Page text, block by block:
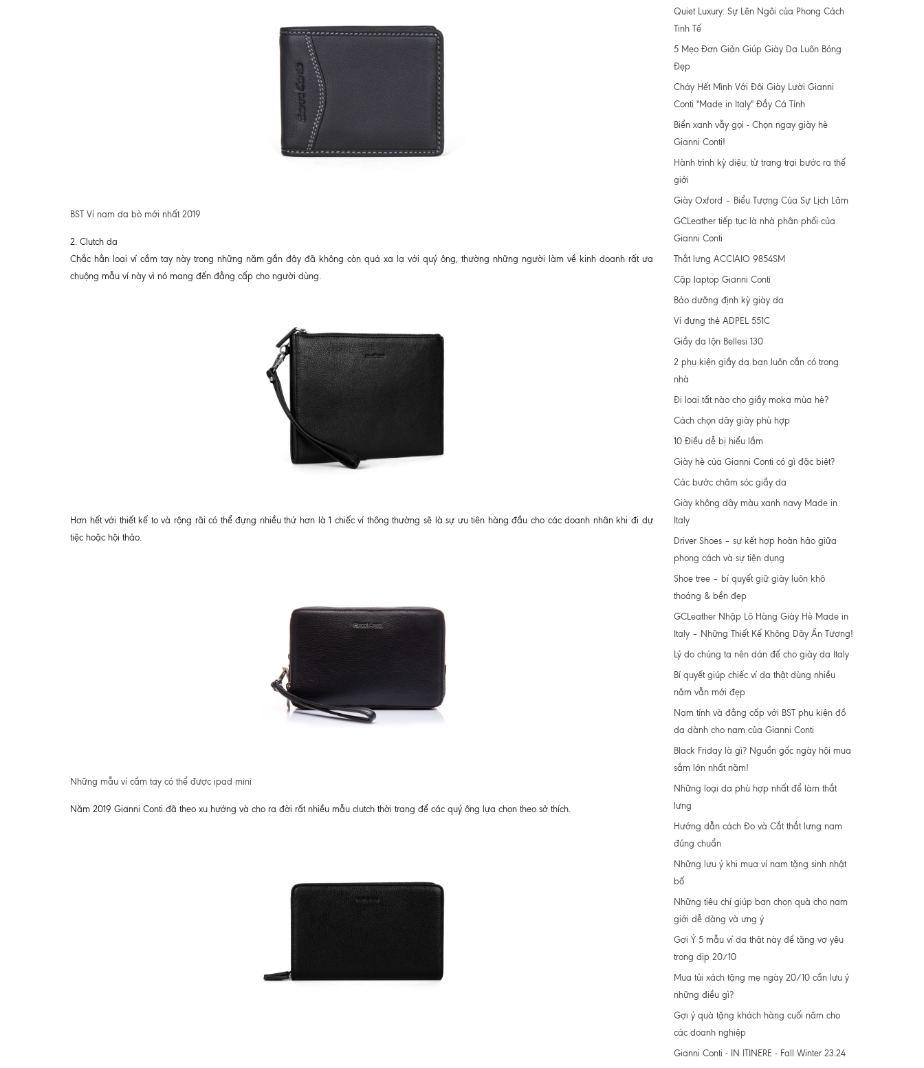
BST Ví nam da bò mới nhất 2019
2. Clutch da
Chắc hẳn loại ví cầm tay này trong những năm gần đây đã không còn quá xa lạ với quý ông, thường những người làm về kinh doanh rất ưa
chuộng mẫu ví này vì nó mang đến đẳng cấp cho người dùng.
Hơn hết với thiết kế to và rộng rãi có thể đựng nhiều thứ hơn là 1 chiếc ví thông thường sẽ là sự ưu tiên hàng đầu cho các doanh nhân khi đi dự
tiệc hoặc hội thảo.
Những mẫu ví cầm tay có thể được ipad mini
Năm 2019 Gianni Conti đã theo xu hướng và cho ra đời rất nhiều mẫu clutch thời trang để các quý ông lựa chọn theo sở thích.
Quiet Luxury: Sự Lên Ngôi của Phong Cách
Tinh Tế
5 Mẹo Đơn Giản Giúp Giày Da Luôn Bóng
Đẹp
Cháy Hết Mình Với Đôi Giày Lười Gianni
Conti "Made in Italy" Đầy Cá Tính
Biển xanh vẫy gọi - Chọn ngay giày hè
Gianni Conti!
Hành trình kỳ diệu: từ trang trại bước ra thế
giới
Giày Oxford – Biểu Tượng Của Sự Lịch Lãm
GCLeather tiếp tục là nhà phân phối của
Gianni Conti
Thắt lưng ACCIAIO 9854SM
Cặp laptop Gianni Conti
Bảo dưỡng định kỳ giày da
Ví đựng thẻ ADPEL 551C
Giầy da lộn Bellesi 130
2 phụ kiện giầy da bạn luôn cần có trong
nhà
Đi loại tất nào cho giầy moka mùa hè?
Cách chọn dây giày phù hợp
10 Điều dễ bị hiểu lầm
Giày hè của Gianni Conti có gì đặc biệt?
Các bước chăm sóc giầy da
Giày không dây màu xanh navy Made in
Italy
Driver Shoes – sự kết hợp hoàn hảo giữa
phong cách và sự tiện dụng
Shoe tree – bí quyết giữ giày luôn khô
thoáng & bền đẹp
GCLeather Nhập Lô Hàng Giày Hè Made in
Italy – Những Thiết Kế Không Dây Ấn Tượng!
Lý do chúng ta nên dán đế cho giày da Italy
Bí quyết giúp chiếc ví da thật dùng nhiều
năm vẫn mới đẹp
Nam tính và đẳng cấp với BST phụ kiện đồ
da dành cho nam của Gianni Conti
Black Friday là gì? Nguồn gốc ngày hội mua
sắm lớn nhất năm!
Những loại da phù hợp nhất để làm thắt
lưng
Hướng dẫn cách Đo và Cắt thắt lưng nam
đúng chuẩn
Những lưu ý khi mua ví nam tặng sinh nhật
bố
Những tiêu chí giúp bạn chọn quà cho nam
giới dễ dàng và ưng ý
Gợi Ý 5 mẫu ví da thật này để tặng vợ yêu
trong dịp 20/10
Mua túi xách tặng mẹ ngày 20/10 cần lưu ý
những điều gì?
Gợi ý quà tặng khách hàng cuối năm cho
các doanh nghiệp
Gianni Conti - IN ITINERE - Fall Winter 23.24